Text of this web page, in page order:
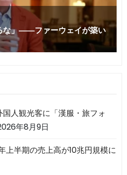
人観光客に「漢服・旅フォ
年8月9日
上半期の売上高が10兆円規模に